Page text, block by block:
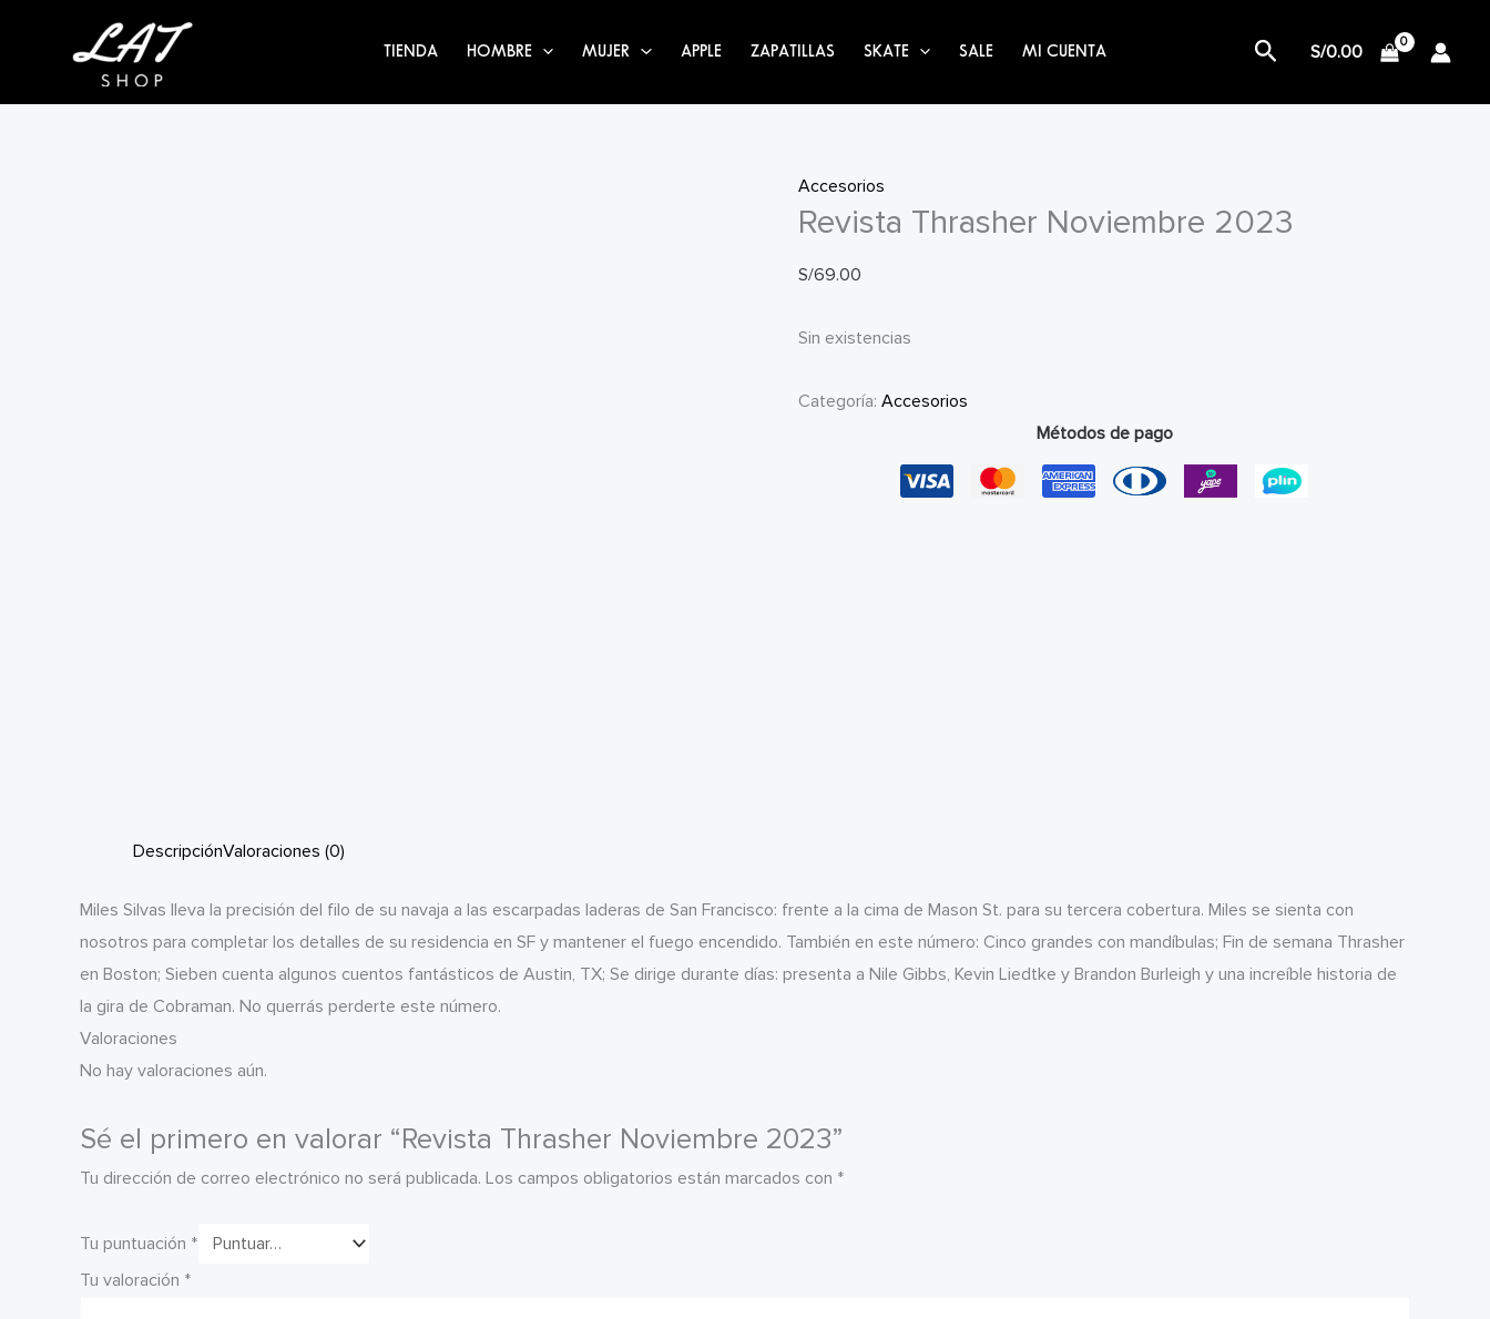
TIENDA HOMBRE MUJER APPLE ZAPATILLAS SKATE SALE MI CUENTA Buscar
S/0.00
Accesorios
Revista Thrasher Noviembre 2023
S/69.00
Sin existencias
Categoría: Accesorios
Métodos de pago
DescripciónValoraciones (0)
Miles Silvas lleva la precisión del filo de su navaja a las escarpadas laderas de San Francisco: frente a la cima de Mason St. para su tercera cobertura. Miles se sienta con
nosotros para completar los detalles de su residencia en SF y mantener el fuego encendido. También en este número: Cinco grandes con mandíbulas; Fin de semana Thrasher
en Boston; Sieben cuenta algunos cuentos fantásticos de Austin, TX; Se dirige durante días: presenta a Nile Gibbs, Kevin Liedtke y Brandon Burleigh y una increíble historia de
la gira de Cobraman. No querrás perderte este número.
Valoraciones
No hay valoraciones aún.
Sé el primero en valorar “Revista Thrasher Noviembre 2023”
Tu dirección de correo electrónico no será publicada. Los campos obligatorios están marcados con *
Tu puntuación *
Tu valoración *